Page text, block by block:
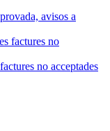
avisos a
no acceptades